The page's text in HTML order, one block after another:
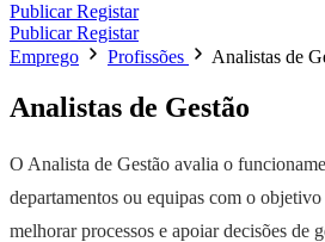
PublicarRegistar
PublicarRegistar
Emprego
Profissões Analistas de
Analistas de Gestão
O Analista de Gestão avalia o
departamentos ou equipas com o
melhorar processos e apoiar decisões de